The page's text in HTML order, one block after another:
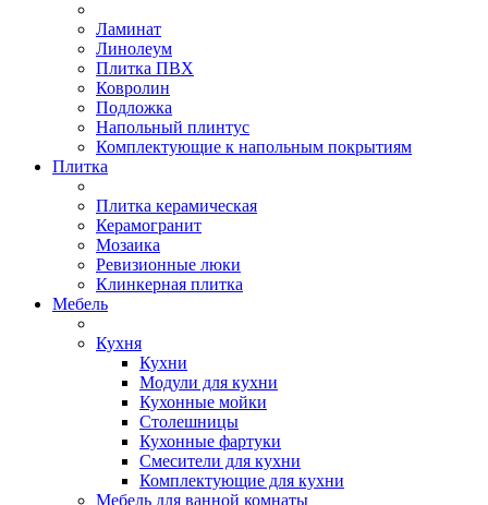
Ламинат
Линолеум
Плитка ПВХ
Ковролин
Подложка
Напольный плинтус
Комплектующие к напольным покрытиям
Плитка
Плитка керамическая
Керамогранит
Мозаика
Ревизионные люки
Клинкерная плитка
Мебель
Кухня
Кухни
Модули для кухни
Кухонные мойки
Столешницы
Кухонные фартуки
Смесители для кухни
Комплектующие для кухни
Мебель для ванной комнаты